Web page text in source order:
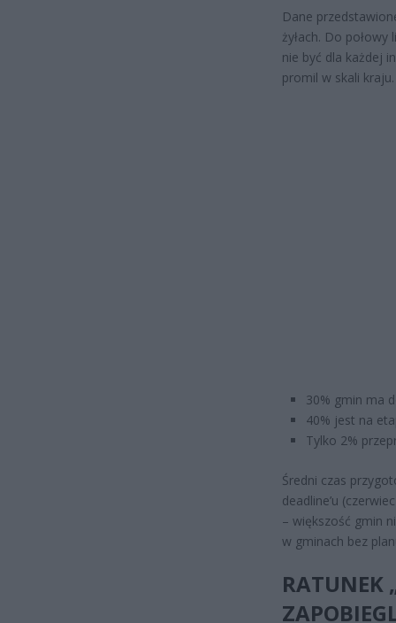
Dane
żyłach. Do
nie być dla każdej
promil w skali
30% gmin ma
40% jest na
Tylko 2%
Średni czas
deadline’u
– większość gmin
w gminach bez
RATUNEK